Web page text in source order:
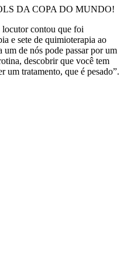
DA COPA DO MUNDO!
contou que foi
e sete de quimioterapia ao
um de nós pode passar por um
descobrir que você tem
um tratamento, que é pesado”.